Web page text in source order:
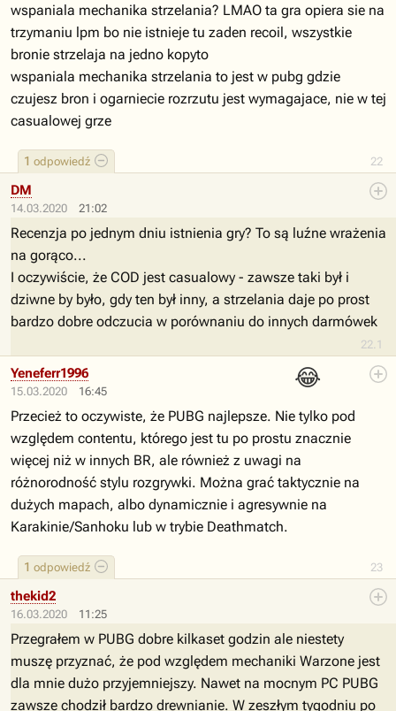
22
1 odpowiedź
wspaniala mechanika strzelania? LMAO ta gra opiera sie na
trzymaniu lpm bo nie istnieje tu zaden recoil, wszystkie
bronie strzelaja na jedno kopyto
wspaniala mechanika strzelania to jest w pubg gdzie
czujesz bron i ogarniecie rozrzutu jest wymagajace, nie w tej
casualowej grze
14.03.2020 21:02
22.1
DM
Recenzja po jednym dniu istnienia gry? To są luźne wrażenia
na gorąco...
I oczywiście, że COD jest casualowy - zawsze taki był i
dziwne by było, gdy ten był inny, a strzelania daje po prost
bardzo dobre odczucia w porównaniu do innych darmówek
15.03.2020 16:45
😂
23
1 odpowiedź
Yeneferr1996
Przecież to oczywiste, że PUBG najlepsze. Nie tylko pod
względem contentu, którego jest tu po prostu znacznie
więcej niż w innych BR, ale również z uwagi na
różnorodność stylu rozgrywki. Można grać taktycznie na
dużych mapach, albo dynamicznie i agresywnie na
Karakinie/Sanhoku lub w trybie Deathmatch.
16.03.2020 11:25
thekid2
Przegrałem w PUBG dobre kilkaset godzin ale niestety
muszę przyznać, że pod względem mechaniki Warzone jest
dla mnie dużo przyjemniejszy. Nawet na mocnym PC PUBG
zawsze chodził bardzo drewnianie. W zeszłym tygodniu po